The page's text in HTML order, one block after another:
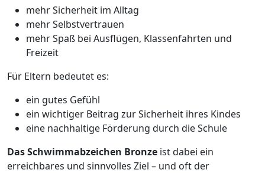
mehr Sicherheit im Alltag
mehr Selbstvertrauen
mehr Spaß bei Ausflügen, Klassenfahrten und
Freizeit
Für Eltern bedeutet es:
ein gutes Gefühl
ein wichtiger Beitrag zur Sicherheit ihres Kindes
eine nachhaltige Förderung durch die Schule
Das Schwimmabzeichen Bronze ist dabei ein
erreichbares und sinnvolles Ziel – und oft der